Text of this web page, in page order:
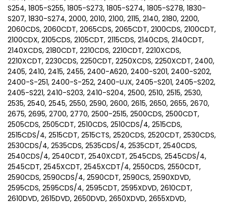
S254, 1805-S255, 1805-S273, 1805-S274, 1805-S278, 1830-
S207, 1830-S274, 2000, 2010, 2100, 2115, 2140, 2180, 2200,
2060CDS, 2060CDT, 2065CDS, 2065CDT, 2100CDS, 2100CDT,
2100CDX, 2105CDS, 2105CDT, 2115CDS, 2140CDS, 2140CDT,
2140XCDS, 2180CDT, 2210CDS, 2210CDT, 2210XCDS,
2210XCDT, 2230CDS, 2250CDT, 2250XCDS, 2250XCDT, 2400,
2405, 2410, 2415, 2455, 2400-A620, 2400-S201, 2400-S202,
2400-S-251, 2400-S-252, 2400-UJX, 2405-S201, 2405-S202,
2405-S221, 2410-S203, 2410-S204, 2500, 2510, 2515, 2530,
2535, 2540, 2545, 2550, 2590, 2600, 2615, 2650, 2655, 2670,
2675, 2695, 2700, 2770, 2500-2515, 2500CDS, 2500CDT,
2505CDS, 2505CDT, 2510CDS, 2510CDS/4, 2515CDS,
2515CDS/4, 2515CDT, 2515CTS, 2520CDS, 2520CDT, 2530CDS,
2530CDS/4, 2535CDS, 2535CDS/4, 2535CDT, 2540CDS,
2540CDS/4, 2540CDT, 2540XCDT, 2545CDS, 2545CDS/4,
2545CDT, 2545XCDT, 2545XCDT/4, 2550CDS, 2550CDT,
2590CDS, 2590CDS/4, 2590CDT, 2590CS, 2590XDVD,
2595CDS, 2595CDS/4, 2595CDT, 2595XDVD, 2610CDT,
2610DVD, 2615DVD, 2650DVD, 2650XDVD, 2655XDVD,